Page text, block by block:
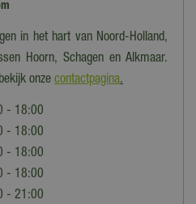
in het hart van Noord-Holland,
Hoorn, Schagen en Alkmaar.
onze contactpagina.
- 18:00
- 18:00
- 18:00
- 18:00
- 21:00